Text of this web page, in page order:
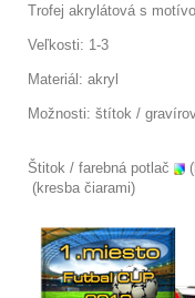
Trofej akrylátová s
Veľkosti: 1-3
Materiál: akryl
Možnosti: štítok /
Štitok / farebná potlač
(kresba čiarami)